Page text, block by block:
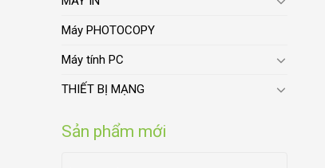
Máy PHOTOCOPY
Máy tính PC
THIẾT BỊ MẠNG
Sản phẩm mới